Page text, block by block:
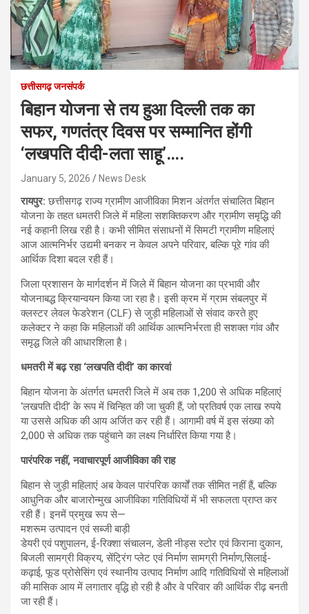
छत्तीसगढ़ जनसंपर्क
बिहान योजना से तय हुआ दिल्ली तक का
सफर, गणतंत्र दिवस पर सम्मानित होंगी
‘लखपति दीदी-लता साहू’….
January 5, 2026 News Desk
रायपुर:छत्तीसगढ़ राज्य ग्रामीण आजीविका मिशन अंतर्गत संचालित बिहान
योजना के तहत धमतरी जिले में महिला सशक्तिकरण और ग्रामीण समृद्धि की
नई कहानी लिख रही है। कभी सीमित संसाधनों में सिमटी ग्रामीण महिलाएं
आज आत्मनिर्भर उद्यमी बनकर न केवल अपने परिवार, बल्कि पूरे गांव की
आर्थिक दिशा बदल रही हैं।
जिला प्रशासन के मार्गदर्शन में जिले में बिहान योजना का प्रभावी और
योजनाबद्ध क्रियान्वयन किया जा रहा है। इसी क्रम में ग्राम संबलपुर में
क्लस्टर लेवल फेडरेशन (CLF) से जुड़ी महिलाओं से संवाद करते हुए
कलेक्टर ने कहा कि महिलाओं की आर्थिक आत्मनिर्भरता ही सशक्त गांव और
समृद्ध जिले की आधारशिला है।
धमतरी में बढ़ रहा ‘लखपति दीदी’ का कारवां
बिहान योजना के अंतर्गत धमतरी जिले में अब तक 1,200 से अधिक महिलाएं
‘लखपति दीदी’ के रूप में चिन्हित की जा चुकी हैं, जो प्रतिवर्ष एक लाख रुपये
या उससे अधिक की आय अर्जित कर रही हैं। आगामी वर्ष में इस संख्या को
2,000 से अधिक तक पहुंचाने का लक्ष्य निर्धारित किया गया है।
पारंपरिक नहीं, नवाचारपूर्ण आजीविका की राह
बिहान से जुड़ी महिलाएं अब केवल पारंपरिक कार्यों तक सीमित नहीं हैं, बल्कि
आधुनिक और बाजारोन्मुख आजीविका गतिविधियों में भी सफलता प्राप्त कर
रही हैं। इनमें प्रमुख रूप से—
मशरूम उत्पादन एवं सब्जी बाड़ी
डेयरी एवं पशुपालन, ई-रिक्शा संचालन, डेली नीड्स स्टोर एवं किराना दुकान,
बिजली सामग्री विक्रय, सेंट्रिंग प्लेट एवं निर्माण सामग्री निर्माण,सिलाई-
कढ़ाई, फूड प्रोसेसिंग एवं स्थानीय उत्पाद निर्माण आदि गतिविधियों से महिलाओं
की मासिक आय में लगातार वृद्धि हो रही है और वे परिवार की आर्थिक रीढ़ बनती
जा रही हैं।